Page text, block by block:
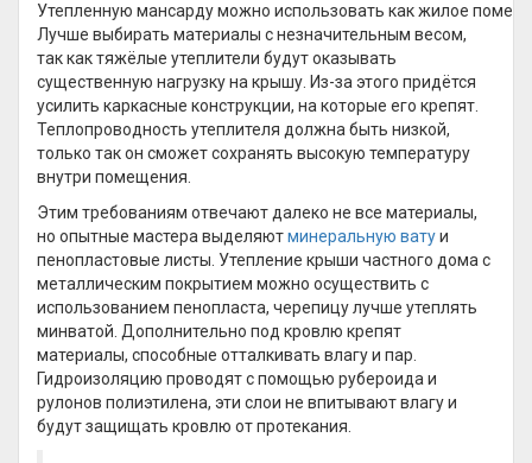
Утепленную мансарду можно использовать как жилое
Лучше выбирать материалы с незначительным весом,
так как тяжёлые утеплители будут оказывать
существенную нагрузку на крышу. Из-за этого придётся
усилить каркасные конструкции, на которые его крепят.
Теплопроводность утеплителя должна быть низкой,
только так он сможет сохранять высокую температуру
внутри помещения.
Этим требованиям отвечают далеко не все материалы,
но опытные мастера выделяютминеральную ватуи
пенопластовые листы. Утепление крыши частного дома с
металлическим покрытием можно осуществить с
использованием пенопласта, черепицу лучше утеплять
минватой. Дополнительно под кровлю крепят
материалы, способные отталкивать влагу и пар.
Гидроизоляцию проводят с помощью рубероида и
рулонов полиэтилена, эти слои не впитывают влагу и
будут защищать кровлю от протекания.